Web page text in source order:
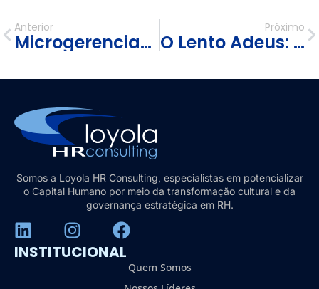
Anterior
Microgerenciamento: O Assassino Silencioso da Liderança e da Produtividade
Próximo
O Lento Adeus: Como Empresas Perdem Seus Melhores Talentos Antes Mesmo da Demissão
Somos a Loyola HR Consulting, especialistas em potencializar
o Capital Humano por meio da transformação cultural e da
governança estratégica em RH.
INSTITUCIONAL
Quem Somos